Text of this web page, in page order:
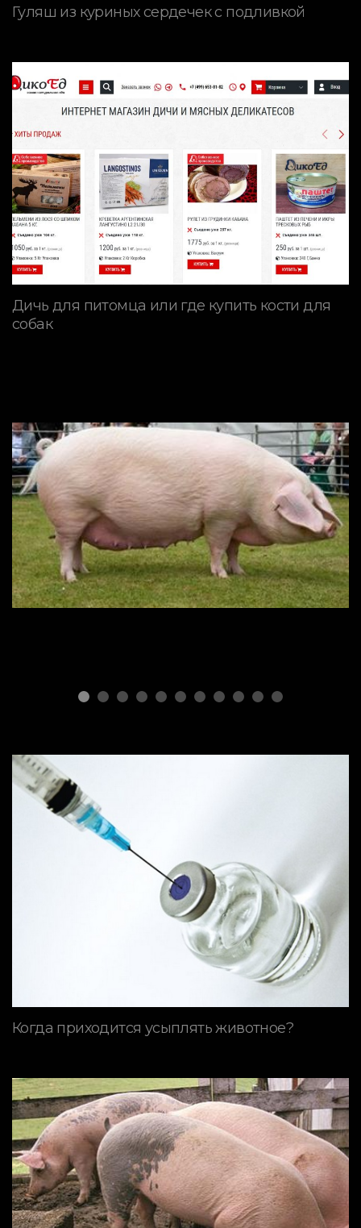
Гуляш из куриных сердечек с подливкой
Дичь для питомца или где купить кости для
собак
ПОРОДЫ СВИНЕЙ
Породы и
производительность свиней
Когда приходится усыплять животное?